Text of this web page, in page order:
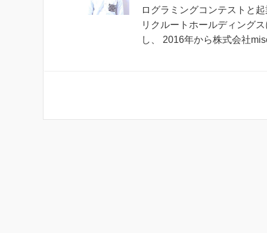
ログラミングコンテストと
リクルートホールディング
し、 2016年から株式会社